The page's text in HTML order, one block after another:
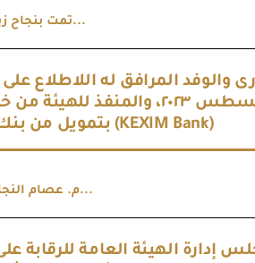
تمت بنجاح زيارة تقييم فريق المجلس الوطنى للاعتماد...
المرافق له اللاطلاع
المشروع الإنمائي المنتهى في شهر
KSP بتمويل من بنك التصدير والاستيراد الكوري (KEXIM Bank)
م. عصام النجار يستقبل السفير الكورى والوفد المرافق...
الهيئة العامة للرقابة